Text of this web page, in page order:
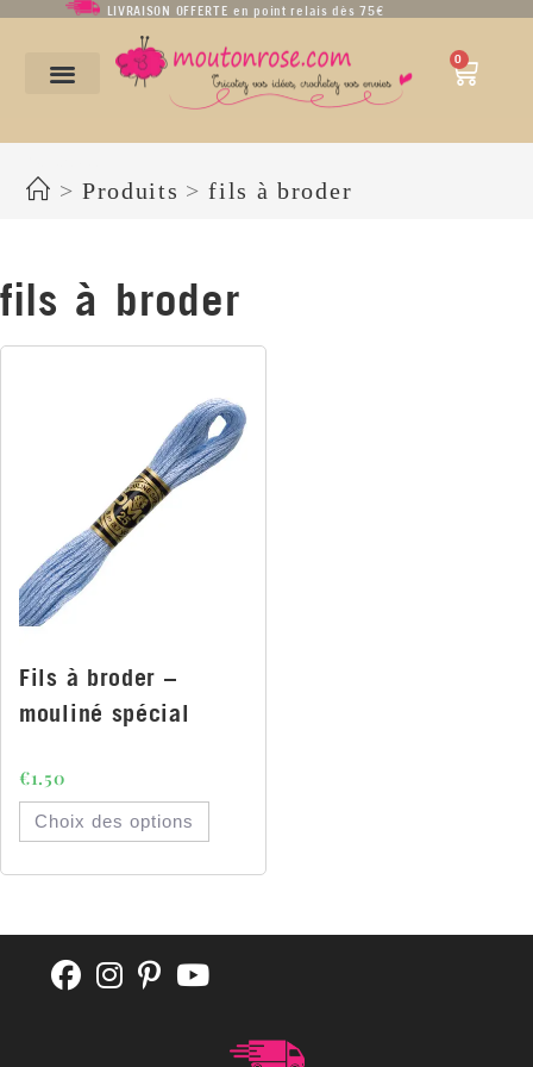
LIVRAISON OFFERTE en point relais dès 75€
0
> Produits > fils à broder
fils à broder
Fils à broder –
mouliné spécial
€1.50
Choix des options